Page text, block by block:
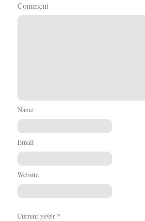
Comment
Name
Email
Website
Current ye@r *